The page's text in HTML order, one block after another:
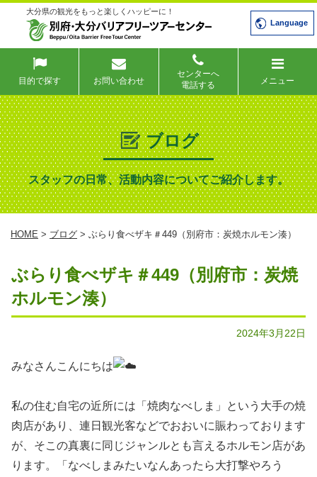
大分県の観光をもっと楽しくハッピーに！
Language
目的で探す お問い合わせ
センターへ
電話する
メニュー
ブログ
スタッフの日常、活動内容についてご紹介します。
HOME > ブログ > ぶらり食べザキ＃449（別府市：炭焼ホルモン湊）
ぶらり食べザキ＃449（別府市：炭焼
ホルモン湊）
2024年3月22日
みなさんこんにちは
私の住む自宅の近所には「焼肉なべしま」という大手の焼
肉店があり、連日観光客などでおおいに賑わっております
が、そこの真裏に同じジャンルとも言えるホルモン店があ
ります。「なべしまみたいなんあったら大打撃やろう